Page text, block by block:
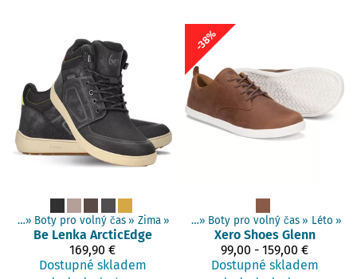
‪» Boty pro volný čas ‪» Zima ‪»
Be Lenka ArcticEdge
169,90 €
Dostupné skladem
-38%
Produkty‪»Barefoot boty‪» Dospělí boty ‪» Boty pro volný čas ‪» Léto ‪»
Xero Shoes Glenn
99,00 - 159,00 €
Dostupné skladem